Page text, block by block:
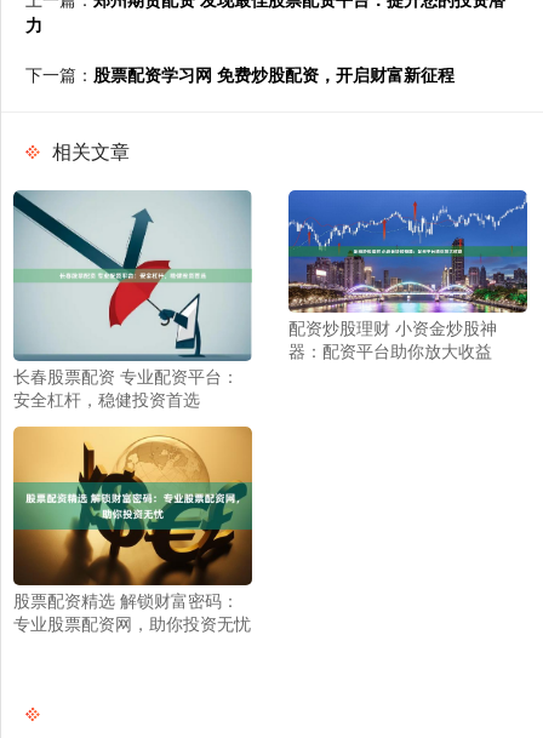
力
下一篇： 股票配资学习网 免费炒股配资，开启财富新征程
相关文章
长春股票配资 专业配资平台：
安全杠杆，稳健投资首选
配资炒股理财 小资金炒股神
器：配资平台助你放大收益
股票配资精选 解锁财富密码：
专业股票配资网，助你投资无忧